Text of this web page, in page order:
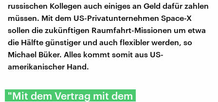
russischen Kollegen auch einiges an Geld dafür zahlen
müssen. Mit dem US-Privatunternehmen Space-X
sollen die zukünftigen Raumfahrt-Missionen um etwa
die Hälfte günstiger und auch flexibler werden, so
Michael Büker. Alles kommt somit aus US-
amerikanischer Hand.
"Mit dem Vertrag mit dem